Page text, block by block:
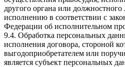
другого органа или
исполнению в соответствии с
Федерации об исполнительном
9.4. Обработка персональных
исполнения договора, стороной
выгодоприобретателем или
является субъект персональных